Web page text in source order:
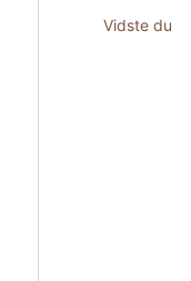
Vidste du